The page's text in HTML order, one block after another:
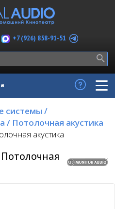
+7 (926) 858-91-51
системы /
/ Потолочная акустика
акустика